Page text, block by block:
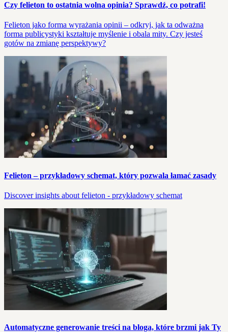
Czy felieton to ostatnia wolna opinia? Sprawdź, co potrafi!
Felieton jako forma wyrażania opinii – odkryj, jak ta odważna
forma publicystyki kształtuje myślenie i obala mity. Czy jesteś
gotów na zmianę perspektywy?
Felieton – przykładowy schemat, który pozwala łamać zasady
Discover insights about felieton - przykładowy schemat
Automatyczne generowanie treści na bloga, które brzmi jak Ty